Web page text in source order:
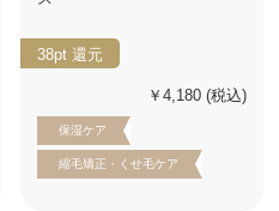
38pt 還元
￥4,180 (税込)
保湿ケア
縮毛矯正・くせ毛ケア